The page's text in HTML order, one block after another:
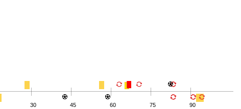
30 45 60 75 90